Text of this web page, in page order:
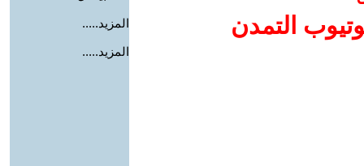
التمدن
المزيد.....
المزيد.....